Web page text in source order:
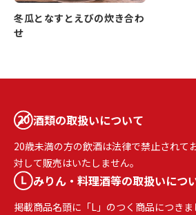
冬瓜となすとえびの炊き合わ
せ
酒類の取扱いについて
20歳未満の方の飲酒は法律で禁止されて
対して販売はいたしません。
みりん・料理酒等の取扱いにつ
掲載商品名頭に「L」のつく商品につき